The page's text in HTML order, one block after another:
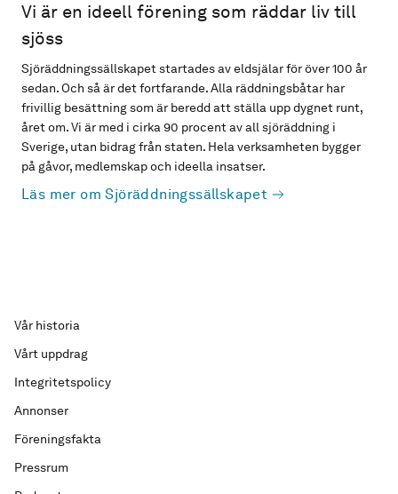
Vi är en ideell förening som räddar liv till
sjöss
Sjöräddningssällskapet startades av eldsjälar för över 100 år
sedan. Och så är det fortfarande. Alla räddningsbåtar har
frivillig besättning som är beredd att ställa upp dygnet runt,
året om. Vi är med i cirka 90 procent av all sjöräddning i
Sverige, utan bidrag från staten. Hela verksamheten bygger
på gåvor, medlemskap och ideella insatser.
Läs mer om Sjöräddningssällskapet
Vår historia
Vårt uppdrag
Integritetspolicy
Annonser
Föreningsfakta
Pressrum